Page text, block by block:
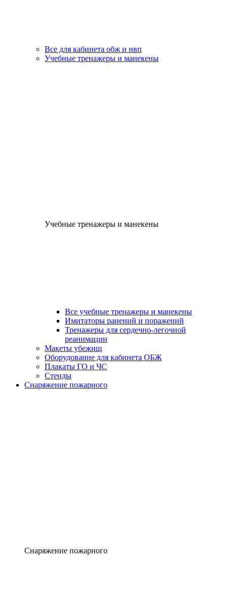
Все для кабинета обж и нвп
Учебные тренажеры и манекены
Учебные тренажеры и манекены
Все учебные тренажеры и манекены
Имитаторы ранений и поражений
Тренажеры для сердечно-легочной
реанимации
Макеты убежищ
Оборудование для кабинета ОБЖ
Плакаты ГО и ЧС
Стенды
Снаряжение пожарного
Снаряжение пожарного